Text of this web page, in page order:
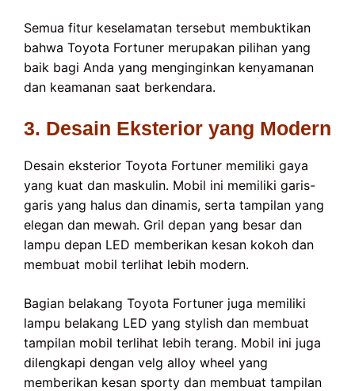
Semua fitur keselamatan tersebut membuktikan
bahwa Toyota Fortuner merupakan pilihan yang
baik bagi Anda yang menginginkan kenyamanan
dan keamanan saat berkendara.
3. Desain Eksterior yang Modern
Desain eksterior Toyota Fortuner memiliki gaya
yang kuat dan maskulin. Mobil ini memiliki garis-
garis yang halus dan dinamis, serta tampilan yang
elegan dan mewah. Gril depan yang besar dan
lampu depan LED memberikan kesan kokoh dan
membuat mobil terlihat lebih modern.
Bagian belakang Toyota Fortuner juga memiliki
lampu belakang LED yang stylish dan membuat
tampilan mobil terlihat lebih terang. Mobil ini juga
dilengkapi dengan velg alloy wheel yang
memberikan kesan sporty dan membuat tampilan